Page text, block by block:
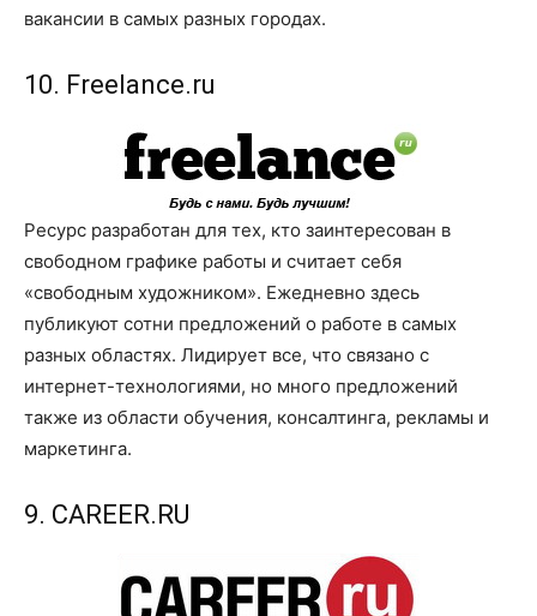
вакансии в самых разных городах.
10. Freelance.ru
Ресурс разработан для тех, кто заинтересован в
свободном графике работы и считает себя
«свободным художником». Ежедневно здесь
публикуют сотни предложений о работе в самых
разных областях. Лидирует все, что связано с
интернет-технологиями, но много предложений
также из области обучения, консалтинга, рекламы и
маркетинга.
9. CAREER.RU